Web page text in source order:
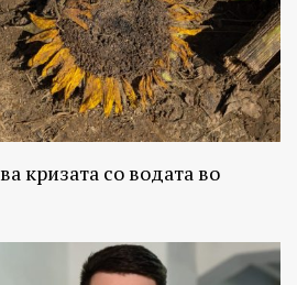
кризата со водата во